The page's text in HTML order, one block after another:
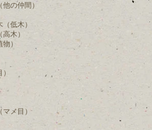
他の仲間）
（低木）
木）
）
マメ目）